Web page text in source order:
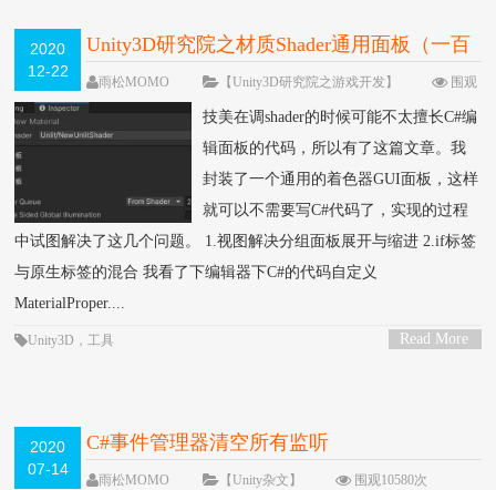
2020
12-22
Unity3D研究院之材质Shader通用面板（一百
二十一）
雨松MOMO 【Unity3D研究院之游戏开发】
围观
7529次
4 条评论
技美在调shader的时候可能不太擅长C#编
辑面板的代码，所以有了这篇文章。我
封装了一个通用的着色器GUI面板，这样
就可以不需要写C#代码了，实现的过程
中试图解决了这几个问题。 1.视图解决分组面板展开与缩进 2.if标签
与原生标签的混合 我看了下编辑器下C#的代码自定义
MaterialProper....
Read More
Unity3D ，工具
2020
07-14
C#事件管理器清空所有监听
雨松MOMO 【Unity杂文】
围观10580次